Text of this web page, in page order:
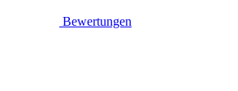
Bewertungen